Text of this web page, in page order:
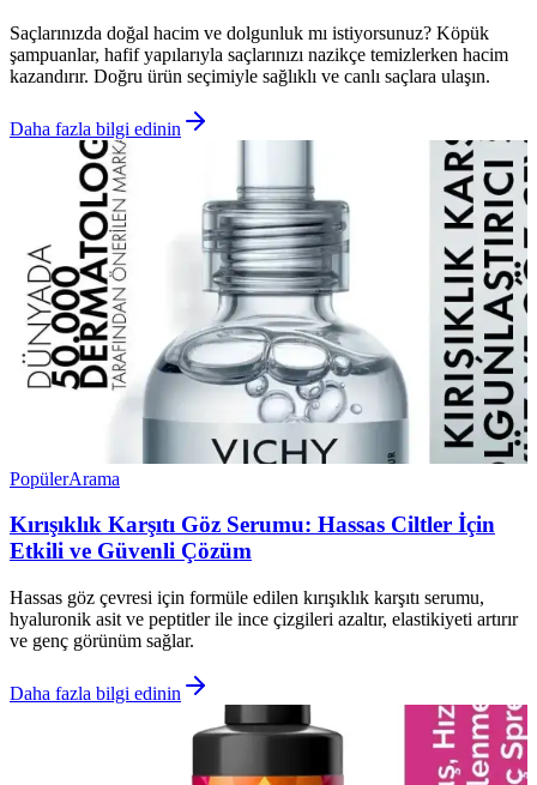
Saçlarınızda doğal hacim ve dolgunluk mı istiyorsunuz? Köpük
şampuanlar, hafif yapılarıyla saçlarınızı nazikçe temizlerken hacim
kazandırır. Doğru ürün seçimiyle sağlıklı ve canlı saçlara ulaşın.
Daha fazla bilgi edinin
PopülerArama
Kırışıklık Karşıtı Göz Serumu: Hassas Ciltler İçin
Etkili ve Güvenli Çözüm
Hassas göz çevresi için formüle edilen kırışıklık karşıtı serumu,
hyaluronik asit ve peptitler ile ince çizgileri azaltır, elastikiyeti artırır
ve genç görünüm sağlar.
Daha fazla bilgi edinin